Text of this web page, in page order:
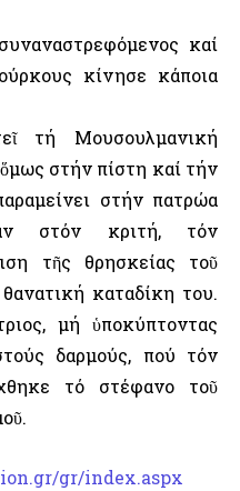
καί
κίνησε κάποια
τή Μουσουλμανική
στήν πίστη καί τήν
στήν πατρώα
στόν κριτή, τόν
τῆς θρησκείας τοῦ
καταδίκη του.
μή ὑποκύπτοντας
δαρμούς, πού τόν
τό στέφανο τοῦ
gr/index.aspx